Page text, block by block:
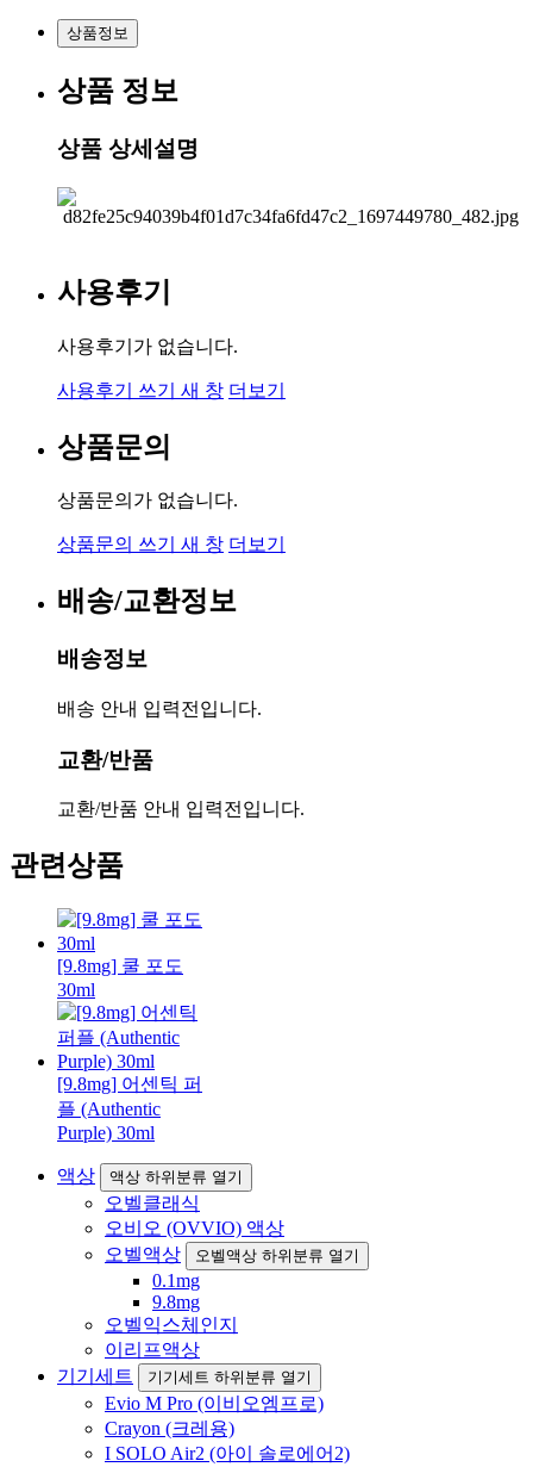
상품정보
상품 정보
상품 상세설명
사용후기
사용후기가 없습니다.
사용후기 쓰기 새 창 더보기
상품문의
상품문의가 없습니다.
상품문의 쓰기 새 창 더보기
배송/교환정보
배송정보
배송 안내 입력전입니다.
교환/반품
교환/반품 안내 입력전입니다.
관련상품
[9.8mg] 쿨 포도
30ml
[9.8mg] 어센틱 퍼
플 (Authentic
Purple) 30ml
액상 액상 하위분류 열기
오벨클래식
오비오 (OVVIO) 액상
오벨액상
오벨액상 하위분류 열기
0.1mg
9.8mg
오벨익스체인지
이리프액상
기기세트
기기세트 하위분류 열기
Evio M Pro (이비오엠프로)
Crayon (크레용)
I SOLO Air2 (아이 솔로에어2)